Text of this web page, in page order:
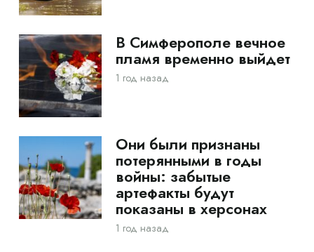
В Симферополе вечное
пламя временно выйдет
1 год назад
Они были признаны
потерянными в годы
войны: забытые
артефакты будут
показаны в херсонах
1 год назад